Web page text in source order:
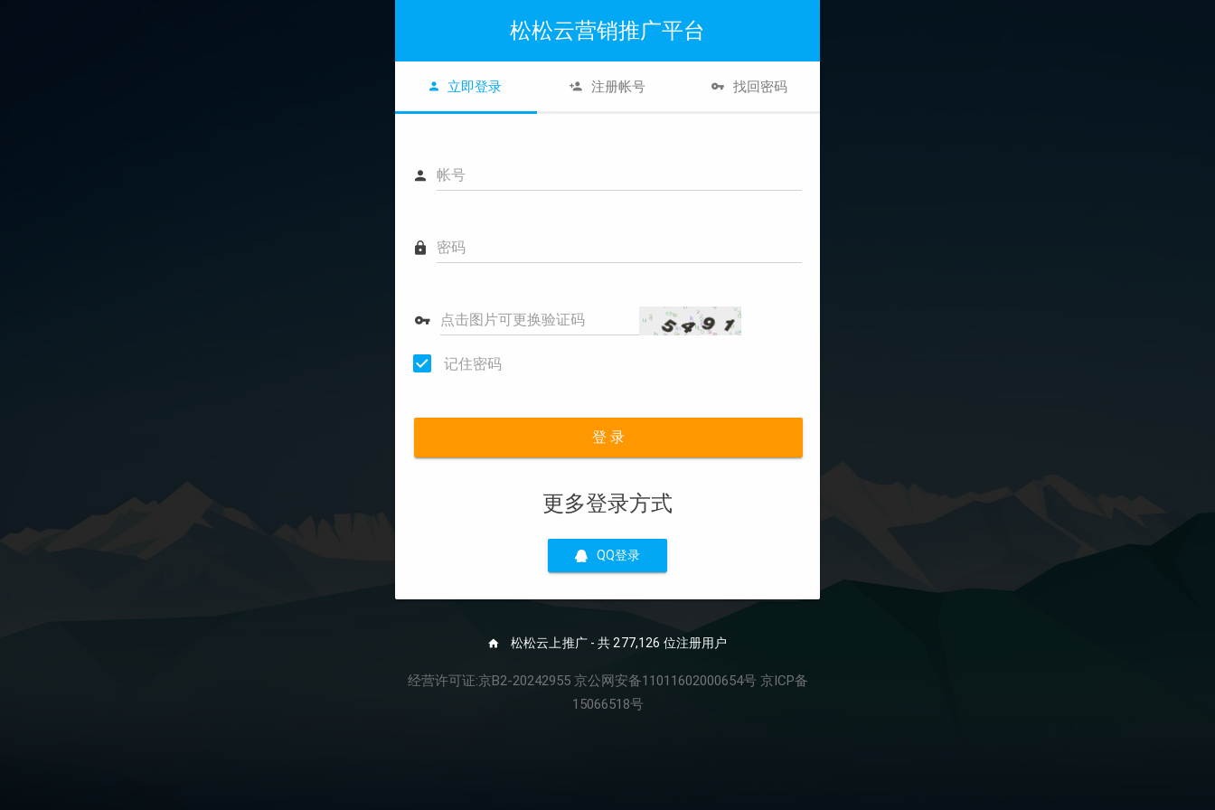
松松云营销推广平台
立即登录 注册帐号 找回密码
帐号
密码
点击图片可更换验证码
记住密码
登 录
更多登录方式
QQ登录
松松云上推广 - 共 277,126 位注册用户
经营许可证:京B2-20242955 京公网安备11011602000654号 京ICP备
15066518号